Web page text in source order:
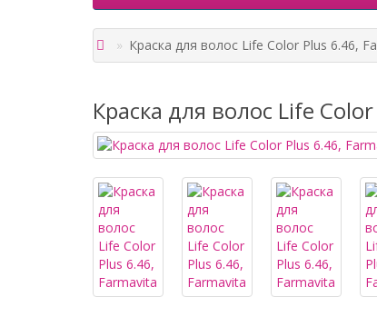
Краска для волос Life Color Plus 6.46,
Краска для волос Life